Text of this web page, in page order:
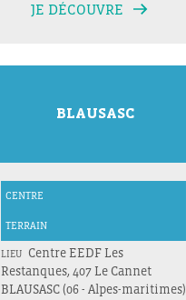
JE DÉCOUVRE
BLAUSASC
CENTRE
TERRAIN
LIEU
Centre EEDF Les
Restanques, 407 Le Cannet
BLAUSASC (06 - Alpes-maritimes)